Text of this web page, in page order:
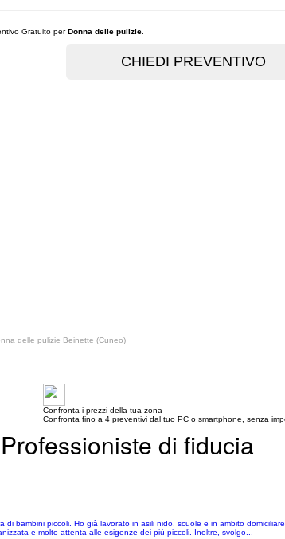
Gratuito perDonna delle pulizie
delle pulizie Beinette (Cuneo)
Confronta i prezzi della tua zona
Confronta fino a 4 preventivi dal tuo PC o smartphone, senza
di fiducia
bambini piccoli. Ho già lavorato in asili nido, scuole e in ambito
e molto attenta alle esigenze dei più piccoli. Inoltre, svolgo...